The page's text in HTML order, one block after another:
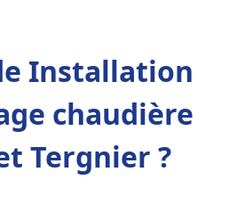
Installation
chaudière
Tergnier ?